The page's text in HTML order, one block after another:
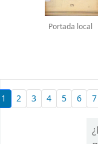
Portada local
1 2 3 4 5 6 7